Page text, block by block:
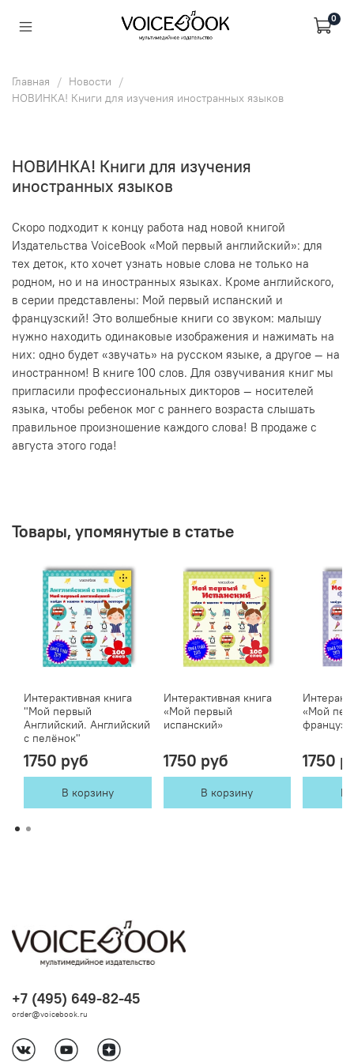
0
Главная
Новости
НОВИНКА! Книги для изучения иностранных языков
НОВИНКА! Книги для изучения
иностранных языков
Скоро подходит к концу работа над новой книгой
Издательства VoiceBook «Мой первый английский»: для
тех деток, кто хочет узнать новые слова не только на
родном, но и на иностранных языках. Кроме английского,
в серии представлены: Мой первый испанский и
французский! Это волшебные книги со звуком: малышу
нужно находить одинаковые изображения и нажимать на
них: одно будет «звучать» на русском языке, а другое — на
иностранном! В книге 100 слов. Для озвучивания книг мы
пригласили профессиональных дикторов — носителей
языка, чтобы ребенок мог с раннего возраста слышать
правильное произношение каждого слова! В продаже с
августа этого года!
Товары, упомянутые в статье
Интерактивная книга
"Мой первый
Английский. Английский
с пелёнок"
1750 руб
В корзину
Интерактивная книга
«Мой первый
испанский»
1750 руб
В корзину
«Мой
1750
В
+7 (495) 649-82-45
order@voicebook.ru